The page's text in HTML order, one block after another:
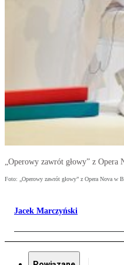
„Operowy zawrót głowy” z Opera
Foto: „Operowy zawrót głowy” z Opera Nova w
Jacek Marczyński